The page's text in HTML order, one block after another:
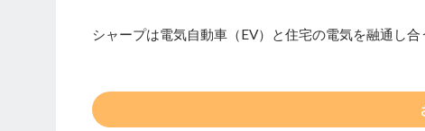
シャープは電気自動車（EV）と住宅の電気を融通し